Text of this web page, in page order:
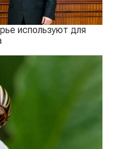
используют для